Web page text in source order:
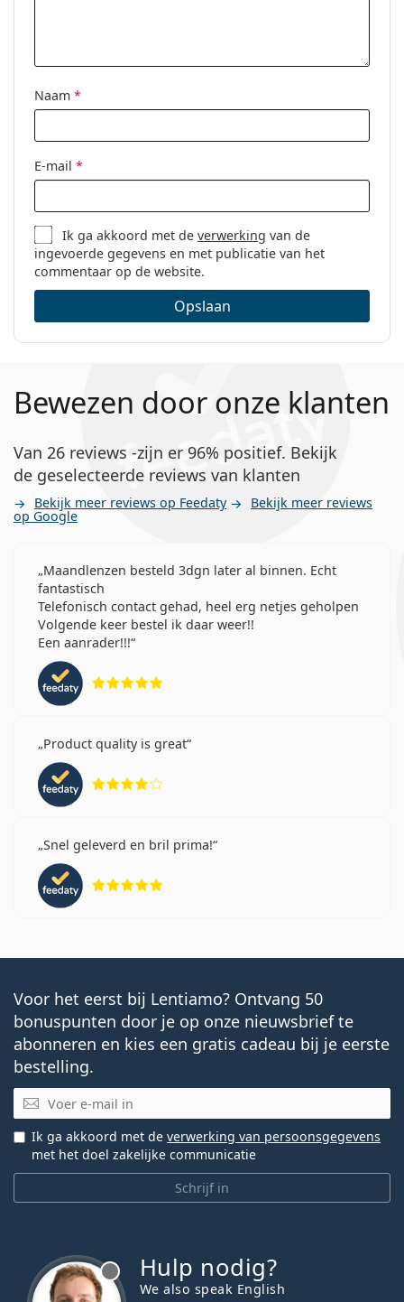
Naam *
E-mail *
Ik ga akkoord met deverwerking van de
ingevoerde gegevens en met publicatie van het
commentaar op de website.
Opslaan
Bewezen door onze klanten
Van 26 reviews -zijn er 96% positief. Bekijk
de geselecteerde reviews van klanten
Bekijk meer reviews op Feedaty Bekijk meer reviews
op Google
Maandlenzen besteld 3dgn later al binnen. Echt
fantastisch
Telefonisch contact gehad, heel erg netjes geholpen
Volgende keer bestel ik daar weer!!
Een aanrader!!!
Product quality is great
Snel geleverd en bril prima!
Voor het eerst bij Lentiamo? Ontvang 50
bonuspunten door je op onze nieuwsbrief te
abonneren en kies een gratis cadeau bij je eerste
bestelling.
E-mail
Schrijf in
Ik ga akkoord met de verwerking van persoonsgegevens
met het doel zakelijke communicatie
Hulp nodig?
We also speak English